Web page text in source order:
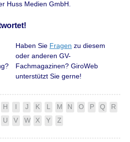
Huss Medien GmbH.
Haben Sie Fragen zu diesem
oder anderen GV-
Fachmagazinen? GiroWeb
unterstützt Sie gerne!
H I J K L M N O P Q
R
U V W X Y Z